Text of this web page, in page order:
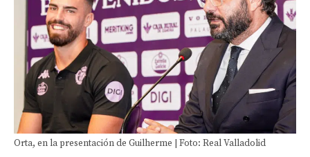
Orta, en la presentación de Guilherme | Foto: Real Valladolid